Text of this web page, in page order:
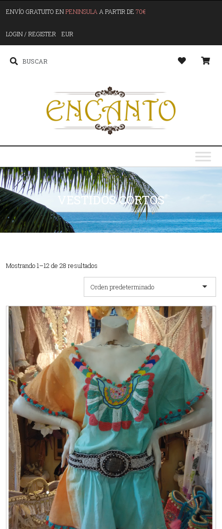
ENVÍO GRATUITO ENPENINSULA A PARTIR DE 70€
LOGIN / REGISTER EUR
VESTIDOS CORTOS
Mostrando 1–12 de 28 resultados
Orden predeterminado